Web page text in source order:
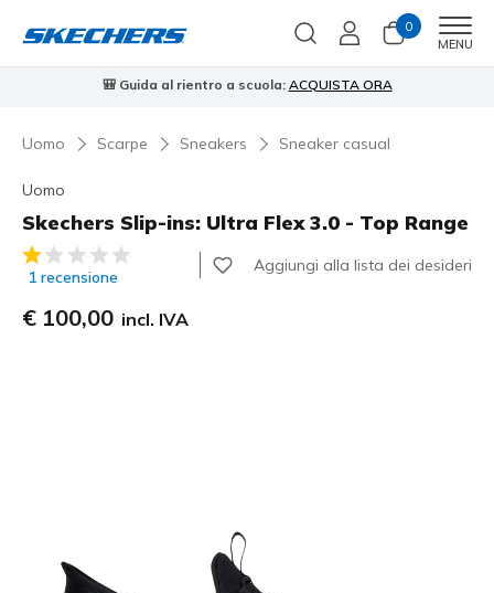
0
MENU
ACQUISTA ORA ⭐Skechers VIP:
Uomo Scarpe Sneakers Sneaker casual
Uomo
Skechers Slip-ins: Ultra Flex 3.0 - Top Range
Valutazione cliente 3,6 su 5
1 recensione
Aggiungi alla lista dei desideri
€ 100,00 incl. IVA